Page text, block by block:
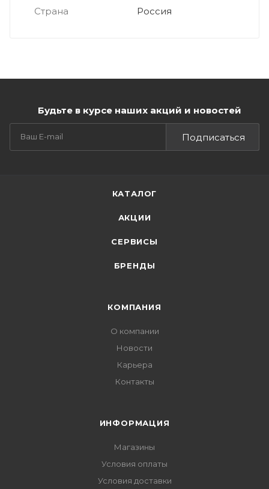
Страна
Россия
Будьте в курсе наших акций и новостей
Подписаться
КАТАЛОГ
АКЦИИ
СЕРВИСЫ
БРЕНДЫ
КОМПАНИЯ
О компании
Новости
Карьера
Контакты
ИНФОРМАЦИЯ
Магазины
Условия оплаты
Условия доставки